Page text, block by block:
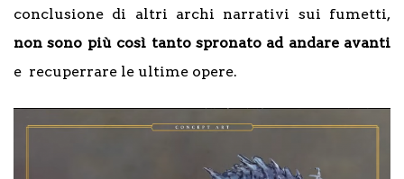
conclusione di altri archi narrativi sui fumetti,
non sono più così tanto spronato ad andare avanti
e recuperrare le ultime opere.